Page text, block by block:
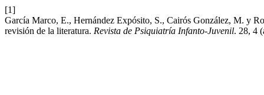
[1]
García Marco, E., Hernández Expósito, S., Cairós González, M. y
revisión de la literatura. Revista de Psiquiatría Infanto-Juvenil. 28, 4